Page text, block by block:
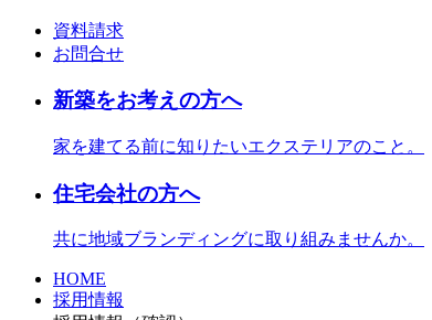
資料請求
お問合せ
新築をお考えの方へ
家を建てる前に知りたいエクステリアのこと。
住宅会社の方へ
共に地域ブランディングに取り組みませんか。
HOME
採用情報